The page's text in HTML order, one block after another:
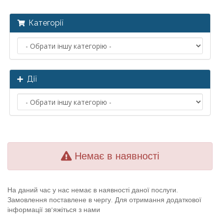
Категорії
Дії
Немає в наявності
На даний час у нас немає в наявності даної послуги.
Замовлення поставлене в чергу. Для отримання додаткової
інформації зв’яжіться з нами